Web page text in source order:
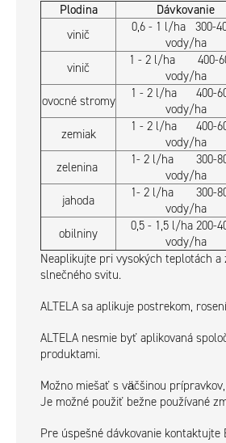
Plodina Dávkovanie
vinič
0,6 - 1 l/ha 300-
vody/ha
vinič
1 - 2 l/ha 400-
vody/ha
ovocné stromy
1 - 2 l/ha 400-
vody/ha
zemiak
1 - 2 l/ha 400-
vody/ha
zelenina
1- 2 l/ha 300-
vody/ha
jahoda
1- 2 l/ha 300-
vody/ha
obilniny
0,5 - 1,5 l/ha 200-
vody/ha
Neaplikujte pri vysokých teplotách a
slnečného svitu.
ALTELA sa aplikuje postrekom,
ALTELA nesmie byť aplikovaná
produktami.
Možno miešať s väčšinou
Je možné použiť bežne používané
Pre úspešné dávkovanie kontaktujte